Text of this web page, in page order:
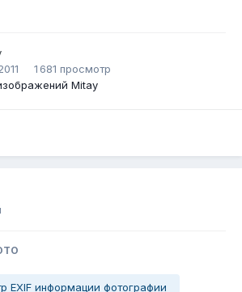
1 681 просмотр
Mitay
EXIF информации фотографии